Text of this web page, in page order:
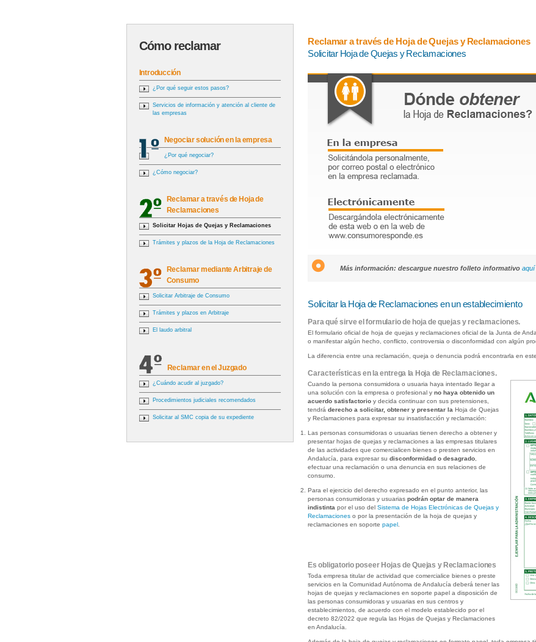
Cómo reclamar
Introducción
¿Por qué seguir estos pasos?
Servicios de información y atención al cliente de
las empresas
Negociar solución en la empresa
¿Por qué negociar?
¿Cómo negociar?
Reclamar a través de Hoja de
Reclamaciones
Solicitar Hojas de Quejas y Reclamaciones
Trámites y plazos de la Hoja de Reclamaciones
Reclamar mediante Arbitraje de
Consumo
Solicitar Arbitraje de Consumo
Trámites y plazos en Arbitraje
El laudo arbitral
Reclamar en el Juzgado
¿Cuándo acudir al juzgado?
Procedimientos judiciales recomendados
Solicitar al SMC copia de su expediente
Reclamar a través de Hoja de Quejas y Reclamaciones
Solicitar Hoja de Quejas y Reclamaciones
Más información: descargue nuestro folleto informativo aquí
Solicitar la Hoja de Reclamaciones en un establecimiento
Para qué sirve el formulario de hoja de quejas y reclamaciones.
El formulario oficial de hoja de quejas y reclamaciones oficial de la Junta de
o manifestar algún hecho, conflicto, controversia o disconformidad con algún
La diferencia entre una reclamación, queja o denuncia podrá encontrarla en
Características en la entrega la Hoja de Reclamaciones.
Cuando la persona consumidora o usuaria haya intentado llegar a
una solución con la empresa o profesional yno haya obtenido un
acuerdo satisfactorio y decida continuar con sus pretensiones,
tendráderecho a solicitar, obtener y presentar la Hoja de Quejas
y Reclamaciones para expresar su insatisfacción y reclamación:
Las personas consumidoras o usuarias tienen derecho a obtener y
presentar hojas de quejas y reclamaciones a las empresas titulares
de las actividades que comercialicen bienes o presten servicios en
Andalucía, para expresar sudisconformidad o desagrado
efectuar una reclamación o una denuncia en sus relaciones de
consumo.
Para el ejercicio del derecho expresado en el punto anterior, las
personas consumidoras y usuariaspodrán optar de manera
indistinta por el uso delSistema de Hojas Electrónicas de Quejas y
Reclamaciones o por la presentación de la hoja de quejas y
reclamaciones en soportepapel
Es obligatorio poseer Hojas de Quejas y Reclamaciones
Toda empresa titular de actividad que comercialice bienes o preste
servicios en la Comunidad Autónoma de Andalucía deberá tener las
hojas de quejas y reclamaciones en soporte papel a disposición de
las personas consumidoras y usuarias en sus centros y
establecimientos, de acuerdo con el modelo establecido por el
decreto 82/2022 que regula las Hojas de Quejas y Reclamaciones
en Andalucía.